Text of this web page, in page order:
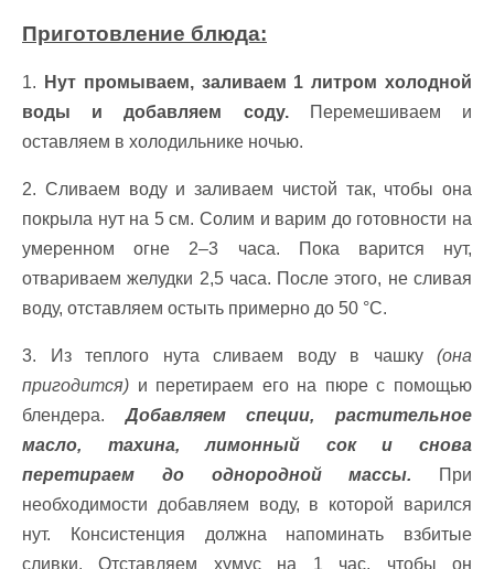
Приготовление блюда:
1.
Нут промываем, заливаем 1 литром холодной
воды и добавляем соду.Перемешиваем и
оставляем в холодильнике ночью.
2. Сливаем воду и заливаем чистой так, чтобы она
покрыла нут на 5 см. Солим и варим до готовности на
умеренном огне 2–3 часа. Пока варится нут,
отвариваем желудки 2,5 часа. После этого, не сливая
воду, отставляем остыть примерно до 50 °С.
3. Из теплого нута сливаем воду в чашку (она
пригодится) и перетираем его на пюре с помощью
блендера.Добавляем специи, растительное
масло, тахина, лимонный сок и снова
перетираем до однородной массы. При
необходимости добавляем воду, в которой варился
нут. Консистенция должна напоминать взбитые
сливки. Отставляем хумус на 1 час, чтобы он